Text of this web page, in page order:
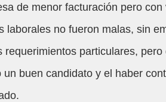
de menor facturación pero
laborales no fueron malas, sin
requerimientos particulares,
un buen candidato y el haber